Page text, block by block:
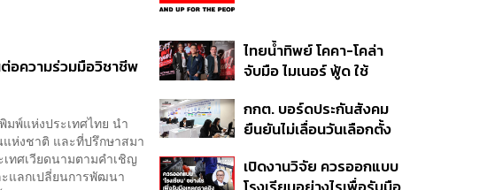
อความร่วมมือวิชาชีพ
พ์แห่งประเทศไทย นำ
ห่งชาติ และที่ปรึกษาสมา
ทศเวียดนามตามคำเชิญ
แลกเปลี่ยนการพัฒนา
ก่อนกฎ EU บังคับปีหน้า
ไทยน้ำทิพย์ โคคา-โคล่า
จับมือ ไมเนอร์ ฟู้ด ใช้
พัน Music Marketing ใน
ปีที่ธุรกิจร้านอาหารโต
กกต. บอร์ดประกันสังคม
ยืนยันไม่เลื่อนวันเลือกตั้ง
ตามคำสั่งทุเลาของศาล
เปิดงานวิจัย ควรออกแบบ